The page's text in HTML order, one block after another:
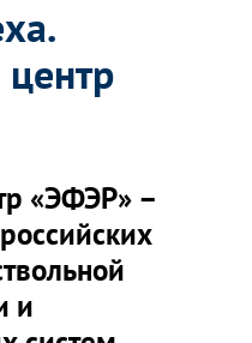
«ЭФЭР» –
и